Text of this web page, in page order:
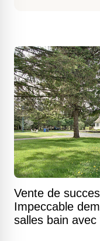
Vente de
Impeccable
salles bain